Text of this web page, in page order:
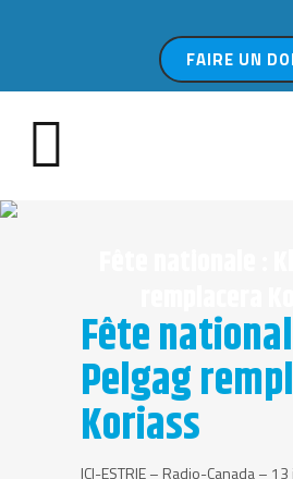
FAIRE UN
Fête
Pelgag
Koriass
ICI-ESTRIE – Radio-Canada –